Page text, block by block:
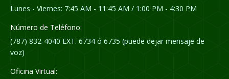
Lunes - Viernes: 7:45 AM - 11:45 AM / 1:00 PM - 4:30 PM
Número de Teléfono:
(787) 832-4040 EXT. 6734 ó 6735 (puede dejar mensaje de
voz)
Oficina Virtual: